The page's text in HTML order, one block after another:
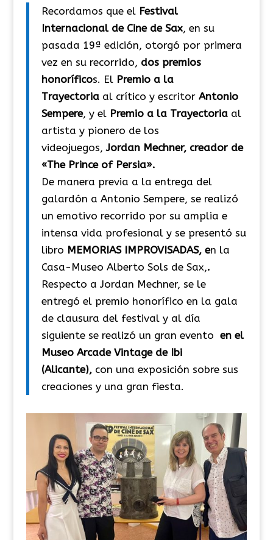
Recordamos que el Festival
Internacional de Cine de Sax, en su
pasada 19ª edición, otorgó por primera
vez en su recorrido, dos premios
honoríficos. El Premio a la
Trayectoriaal crítico y escritor Antonio
Sempere, y el Premio a la Trayectoriaal
artista y pionero de los
videojuegos,Jordan Mechner, creador de
«The Prince of Persia».
De manera previa a la entrega del
galardón a Antonio Sempere, se realizó
un emotivo recorrido por su amplia e
intensa vida profesional y se presentó su
libro MEMORIAS IMPROVISADAS, en la
Casa-Museo Alberto Sols de Sax,.
Respecto a Jordan Mechner, se le
entregó el premio honorífico en la gala
de clausura del festival y al día
siguiente se realizó un gran evento en el
Museo Arcade Vintage de Ibi
(Alicante), con una exposición sobre sus
creaciones y una gran fiesta.